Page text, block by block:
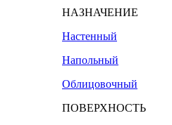
НАЗНАЧЕНИЕ
Настенный
Напольный
Облицовочный
ПОВЕРХНОСТЬ